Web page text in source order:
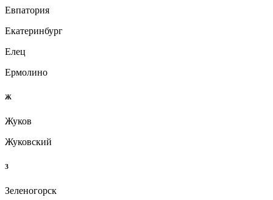
Евпатория
Екатеринбург
Елец
Ермолино
Ж
Жуков
Жуковский
З
Зеленогорск